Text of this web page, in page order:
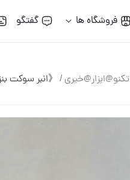
فروشگاه ها گفتگو
تکنو@ابزار@خیری/ 《انبر سوکت